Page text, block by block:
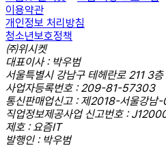
이용약관
개인정보 처리방침
청소년보호정책
㈜위시켓
대표이사 : 박우범
서울특별시 강남구 테헤란로 211 3
사업자등록번호 : 209-81-57303
통신판매업신고 : 제2018-서울강남
직업정보제공사업 신고번호 :
제호 : 요즘IT
발행인 : 박우범